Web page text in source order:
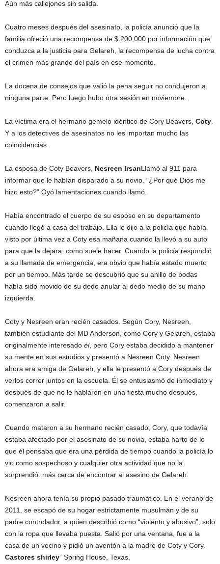
Aún más callejones sin salida.
Cuatro meses después del asesinato, la policía anunció que la
familia ofreció una recompensa de $ 200,000 por información que
conduzca a la justicia para Gelareh, la recompensa de lucha contra
el crimen más grande del país en ese momento.
La docena de consejos que valió la pena seguir no condujeron a
ninguna parte. Pero luego hubo otra sesión en noviembre.
La víctima era el hermano gemelo idéntico de Cory Beavers, Coty
Y a los detectives de asesinatos no les importan mucho las
coincidencias.
La esposa de Coty Beavers, Nesreen IrsanLlamó al 911 para
informar que le habían disparado a su novio. “¿Por qué Dios me
hizo esto?” Oyó lamentaciones cuando llamó.
Había encontrado el cuerpo de su esposo en su departamento
cuando llegó a casa del trabajo. Ella le dijo a la policía que había
visto por última vez a Coty esa mañana cuando la llevó a su auto
para que la dejara, como suele hacer. Cuando la policía respondió
a su llamada de emergencia, era obvio que había estado muerto
por un tiempo. Más tarde se descubrió que su anillo de bodas
había sido movido de su dedo anular al dedo medio de su mano
izquierda.
Coty y Nesreen eran recién casados. Según Cory, Nesreen,
también estudiante del MD Anderson, como Cory y Gelareh, estaba
originalmente interesado él, pero Cory estaba decidido a mantener
su mente en sus estudios y presentó a Nesreen Coty. Nesreen
ahora era amiga de Gelareh, y ella le presentó a Cory después de
verlos correr juntos en la escuela. Él se entusiasmó de inmediato y
después de que no le hablaron en una fiesta mucho después,
comenzaron a salir.
Cuando mataron a su hermano recién casado, Cory, que todavía
estaba afectado por el asesinato de su novia, estaba harto de lo
que él pensaba que era una pérdida de tiempo cuando la policía lo
vio como sospechoso y cualquier otra actividad que no la
sorprendió. más cerca de encontrar al asesino de Gelareh.
Nesreen ahora tenía su propio pasado traumático. En el verano de
2011, se escapó de su hogar estrictamente musulmán y de su
padre controlador, a quien describió como “violento y abusivo”, solo
con la ropa que llevaba puesta. Salió por una ventana, fue a la
casa de un vecino y pidió un aventón a la madre de Coty y Cory.
Castores shirley” Spring House, Texas.